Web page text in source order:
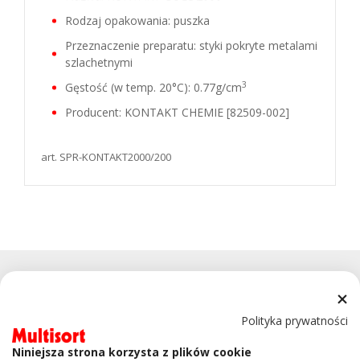
Rodzaj opakowania: puszka
Przeznaczenie preparatu: styki pokryte metalami
szlachetnymi
Gęstość (w temp. 20°C): 0.77g/cm3
Producent: KONTAKT CHEMIE [82509-002]
art. SPR-KONTAKT2000/200
KONTAKT
Polityka prywatności
Niniejsza strona korzysta z plików cookie